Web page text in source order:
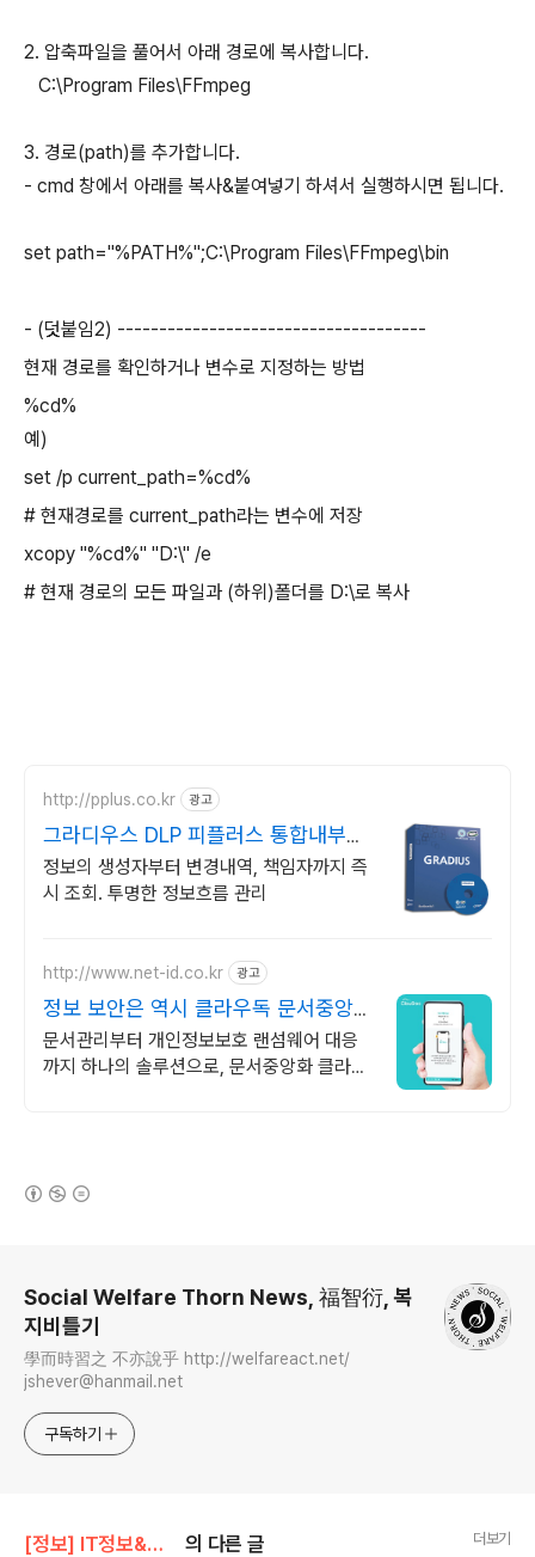
2. 압축파일을 풀어서 아래 경로에 복사합니다.
C:\Program Files\FFmpeg
3. 경로(path)를 추가합니다.
- cmd 창에서 아래를 복사&붙여넣기 하셔서 실행하시면 됩니다.
set path="%PATH%";C:\Program Files\FFmpeg\bin
- (덧붙임2) -------------------------------------
현재 경로를 확인하거나 변수로 지정하는 방법
%cd%
예)
set /p current_path=%cd%
# 현재경로를 current_path라는 변수에 저장
xcopy "%cd%" "D:\" /e
# 현재 경로의 모든 파일과 (하위)폴더를 D:\로 복사
http://pplus.co.kr 광고
그라디우스 DLP 피플러스 통합내부정
보유출방지 솔루션
정보의 생성자부터 변경내역, 책임자까지 즉
시 조회. 투명한 정보흐름 관리
http://www.net-id.co.kr 광고
정보 보안은 역시 클라우독 문서중앙화
솔루션
문서관리부터 개인정보보호 랜섬웨어 대응
까지 하나의 솔루션으로, 문서중앙화 클라우
Social Welfare Thorn News, 福智衍, 복
지비틀기
學而時習之 不亦說乎 http://welfareact.net/
jshever@hanmail.net
구독하기
[정보] IT정보&활용 의 다른 글 더보기